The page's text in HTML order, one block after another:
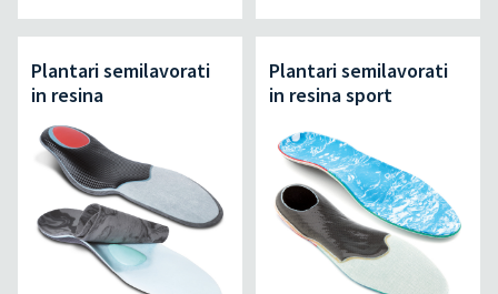
Plantari semilavorati
in resina
Plantari semilavorati
in resina sport